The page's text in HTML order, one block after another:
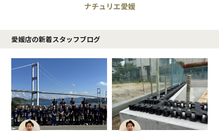
ナチュリエ愛媛
愛媛店の新着スタッフブログ